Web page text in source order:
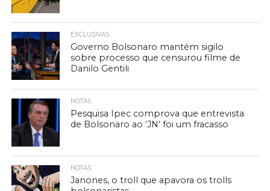
EXCLUSIVAS
Governo Bolsonaro mantém sigilo
sobre processo que censurou filme de
Danilo Gentili
NOTAS
Pesquisa Ipec comprova que entrevista
de Bolsonaro ao ‘JN’ foi um fracasso
NOTAS
Janones, o troll que apavora os trolls